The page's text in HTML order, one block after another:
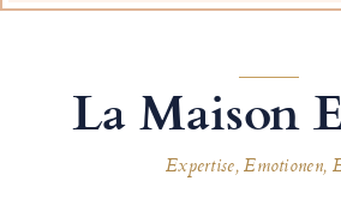
La Maison
Expertise, Emotionen,